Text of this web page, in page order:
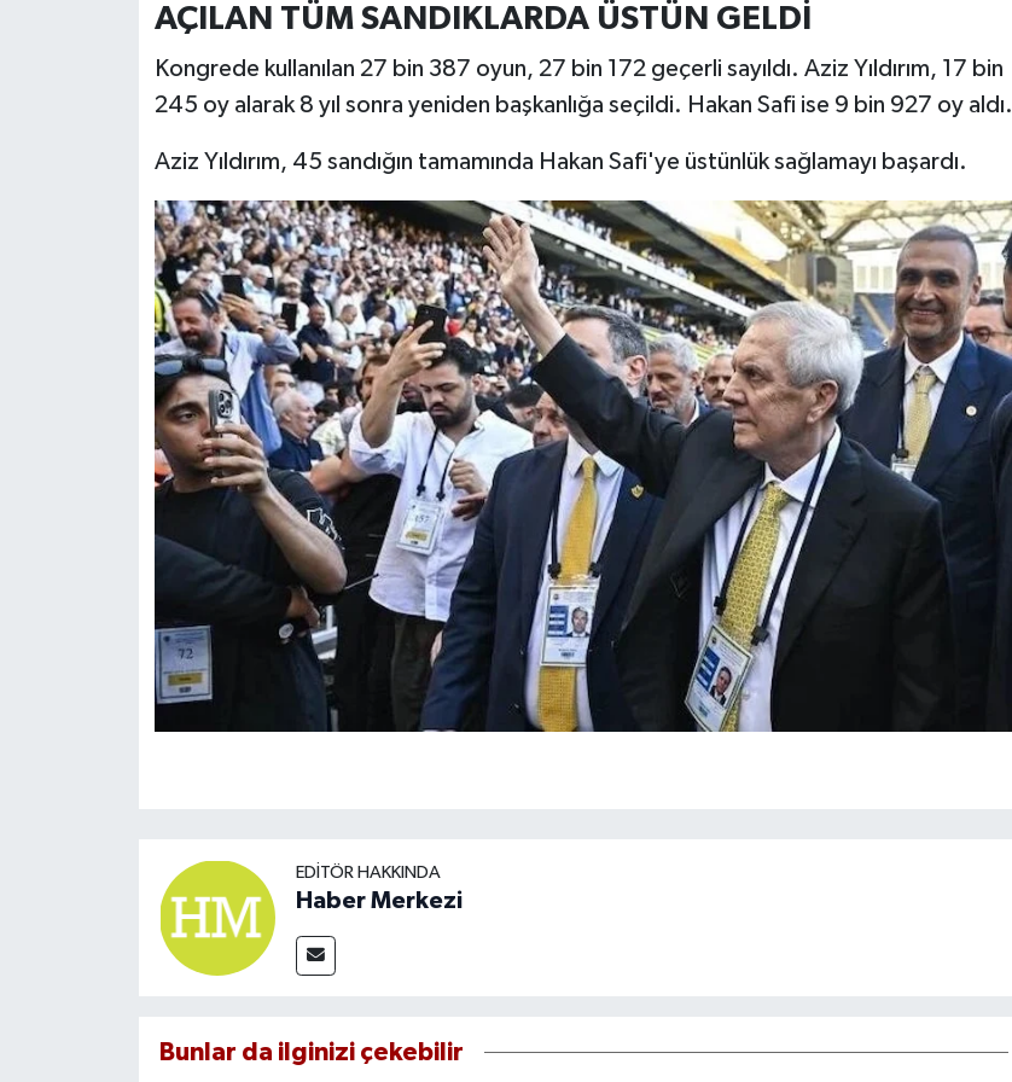
AÇILAN TÜM SANDIKLARDA ÜSTÜN GELDİ
Kongrede kullanılan 27 bin 387 oyun, 27 bin 172 geçerli sayıldı. Aziz Yıldırım, 17 bin
245 oy alarak 8 yıl sonra yeniden başkanlığa seçildi. Hakan Safi ise 9 bin 927 oy aldı.
Aziz Yıldırım, 45 sandığın tamamında Hakan Safi'ye üstünlük sağlamayı başardı.
EDITÖR HAKKINDA
Haber Merkezi
Bunlar da ilginizi çekebilir